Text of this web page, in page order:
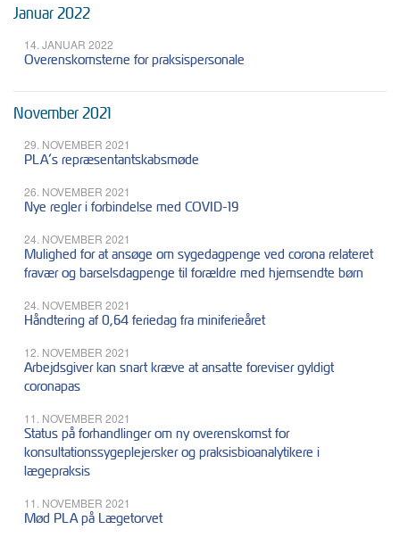
Januar 2022
14. JANUAR 2022
Overenskomsterne for praksispersonale
November 2021
29. NOVEMBER 2021
PLA’s repræsentantskabsmøde
26. NOVEMBER 2021
Nye regler i forbindelse med COVID-19
24. NOVEMBER 2021
Mulighed for at ansøge om sygedagpenge ved corona relateret
fravær og barselsdagpenge til forældre med hjemsendte børn
24. NOVEMBER 2021
Håndtering af 0,64 feriedag fra miniferieåret
12. NOVEMBER 2021
Arbejdsgiver kan snart kræve at ansatte foreviser gyldigt
coronapas
11. NOVEMBER 2021
Status på forhandlinger om ny overenskomst for
konsultationssygeplejersker og praksisbioanalytikere i
lægepraksis
11. NOVEMBER 2021
Mød PLA på Lægetorvet